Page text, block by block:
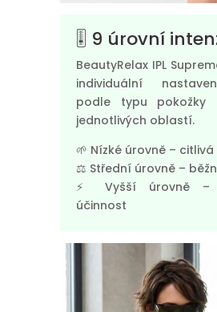
🎚️ 9 úrovní
BeautyRelax IPL
individuální
podle typu pokožky
jednotlivých oblastí.
🌱 Nízké úrovně –
⚖️ Střední úrovně –
⚡ Vyšší úrovně –
účinnost